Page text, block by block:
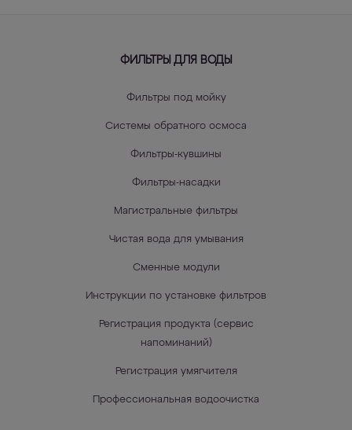
ФИЛЬТРЫ ДЛЯ ВОДЫ
Фильтры под мойку
Системы обратного осмоса
Фильтры-кувшины
Фильтры-насадки
Магистральные фильтры
Чистая вода для умывания
Сменные модули
Инструкции по установке фильтров
Регистрация продукта (сервис
напоминаний)
Регистрация умягчителя
Профессиональная водоочистка